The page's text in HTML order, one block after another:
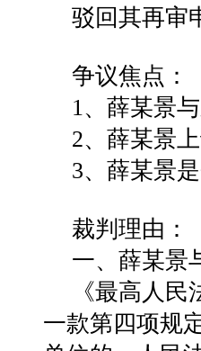
驳回其再审
争议焦点：
1、薛某景
2、薛某景
3、薛某景
裁判理由：
一、薛某景
《最高人
一款第四项规